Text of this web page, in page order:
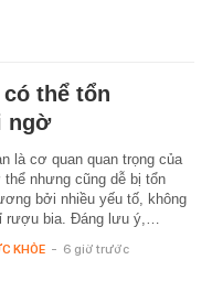
thể tổn
ngờ
là cơ quan quan trọng của
thể nhưng cũng dễ bị tổn
bởi nhiều yếu tố, không
rượu bia. Đáng lưu ý,…
KHỎE - 6 giờ trước